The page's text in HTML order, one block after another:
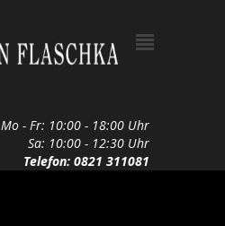
Mo - Fr: 10:00 - 18:00 Uhr
Sa: 10:00 - 12:30 Uhr
Telefon: 0821 311081